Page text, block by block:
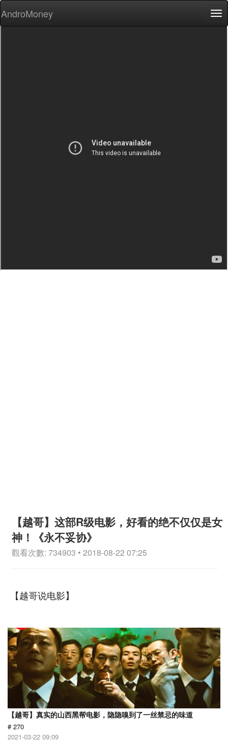
AndroMoney
【越哥】这部R级电影，好看的绝不仅仅是女
神！《永不妥协》
觀看次數: 734903 • 2018-08-22 07:25
【越哥说电影】
【越哥】真实的山西黑帮电影，隐隐嗅到了一丝禁忌的味道
# 270
2021-03-22 09:09